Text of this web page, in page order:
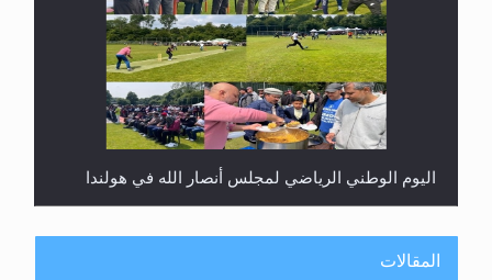
اليوم الوطني الرياضي لمجلس أنصار الله في هولندا
المقالات